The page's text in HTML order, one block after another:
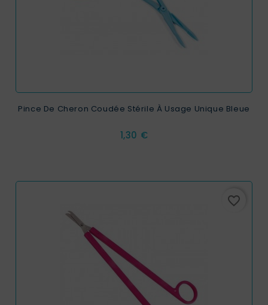
Pince De Cheron Coudée Stérile À Usage Unique Bleue
Prix
1,30 €
favorite_border